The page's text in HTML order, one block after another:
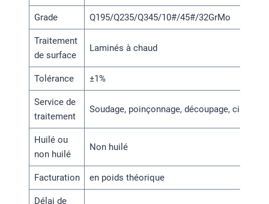
Grade Q195/Q235/Q345/10#/45#/32GrMo
Traitement
de surface
Laminés à chaud
Tolérance ±1%
Service de
traitement
Soudage, poinçonnage, découpage,
Huilé ou
non huilé
Non huilé
Facturation en poids théorique
Délai de